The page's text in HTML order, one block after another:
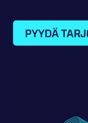
PYYDÄ